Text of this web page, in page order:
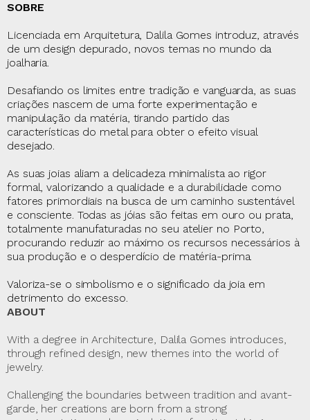
SOBRE
Licenciada em Arquitetura, Dalila Gomes introduz, através
de um design depurado, novos temas no mundo da
joalharia.
Desafiando os limites entre tradição e vanguarda, as suas
criações nascem de uma forte experimentação e
manipulação da matéria, tirando partido das
características do metal para obter o efeito visual
desejado.
As suas joias aliam a delicadeza minimalista ao rigor
formal, valorizando a qualidade e a durabilidade como
fatores primordiais na busca de um caminho sustentável
e consciente. Todas as jóias são feitas em ouro ou prata,
totalmente manufaturadas no seu atelier no Porto,
procurando reduzir ao máximo os recursos necessários à
sua produção e o desperdício de matéria-prima.
Valoriza-se o simbolismo e o significado da joia em
detrimento do excesso.
ABOUT
With a degree in Architecture, Dalila Gomes introduces,
through refined design, new themes into the world of
jewelry.
Challenging the boundaries between tradition and avant-
garde, her creations are born from a strong